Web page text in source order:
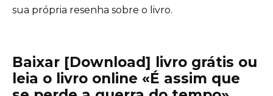
sua própria resenha sobre o livro.
Baixar [Download] livro grátis ou
leia o livro online «É assim que